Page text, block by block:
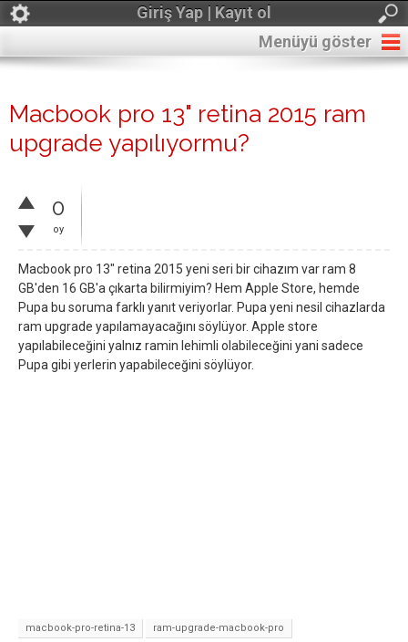
Giriş Yap | Kayıt ol
Menüyü göster
Macbook pro 13" retina 2015 ram
upgrade yapılıyormu?
0
oy
Macbook pro 13" retina 2015 yeni seri bir cihazım var ram 8
GB'den 16 GB'a çıkarta bilirmiyim? Hem Apple Store, hemde
Pupa bu soruma farklı yanıt veriyorlar. Pupa yeni nesil cihazlarda
ram upgrade yapılamayacağını söylüyor. Apple store
yapılabileceğini yalnız ramin lehimli olabileceğini yani sadece
Pupa gibi yerlerin yapabileceğini söylüyor.
macbook-pro-retina-13 ram-upgrade-macbook-pro